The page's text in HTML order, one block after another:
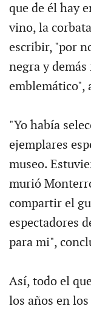
que de él hay
vino, la
escribir, "por
negra y
emblemático",
"Yo había
ejemplares
museo.
murió
compartir el
espectadores
para mi",
Así, todo el
los años en